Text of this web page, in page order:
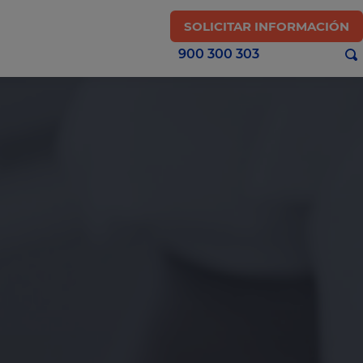
SOLICITAR INFORMACIÓN
900 300 303